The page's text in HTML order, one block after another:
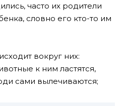
часто их родители
словно его кто-то им
вокруг них:
к ним ластятся,
сами вылечиваются;